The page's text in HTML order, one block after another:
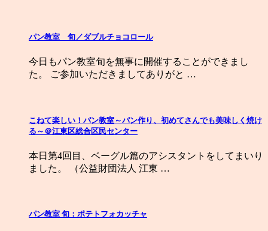
パン教室 旬／ダブルチョコロール
今日もパン教室旬を無事に開催することができまし
た。 ご参加いただきましてありがと …
こねて楽しい！パン教室～パン作り、初めてさんでも美味しく焼け
る～＠江東区総合区民センター
本日第4回目、ベーグル篇のアシスタントをしてまいり
ました。 （公益財団法人 江東 …
パン教室 旬：ポテトフォカッチャ